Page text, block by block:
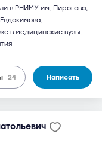
в РНИМУ им. Пирогова,
в медицинские вузы.
24 Написать